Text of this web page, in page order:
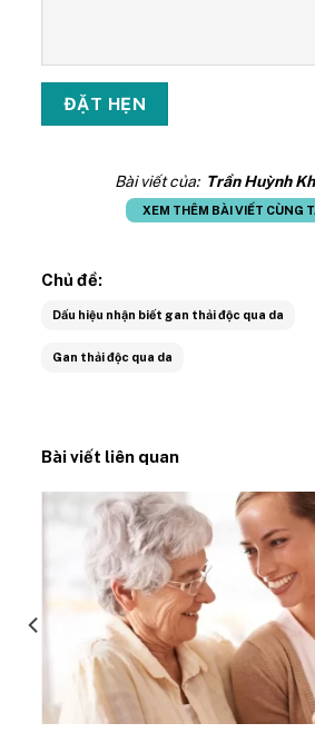
Bài viết của: Trần Huỳnh
XEM THÊM BÀI VIẾT CÙNG
Chủ đề:
Dấu hiệu nhận biết gan thải độc qua da
Gan thải độc qua da
Bài viết liên quan